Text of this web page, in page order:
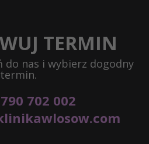
TERMIN
do nas i wybierz dogodny
termin.
702 002